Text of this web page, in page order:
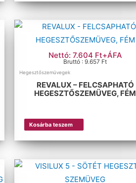
Nettó: 7.604 Ft+ÁFA
Bruttó : 9.657 Ft
Hegesztőszemüvegek
REVALUX – FELCSAPHATÓ
HEGESZTŐSZEMÜVEG, FÉM
Kosárba teszem